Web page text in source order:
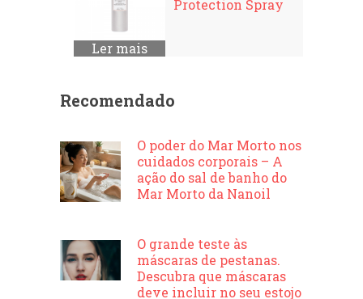
Protection Spray
Ler mais
Recomendado
O poder do Mar Morto nos
cuidados corporais – A
ação do sal de banho do
Mar Morto da Nanoil
O grande teste às
máscaras de pestanas.
Descubra que máscaras
deve incluir no seu estojo